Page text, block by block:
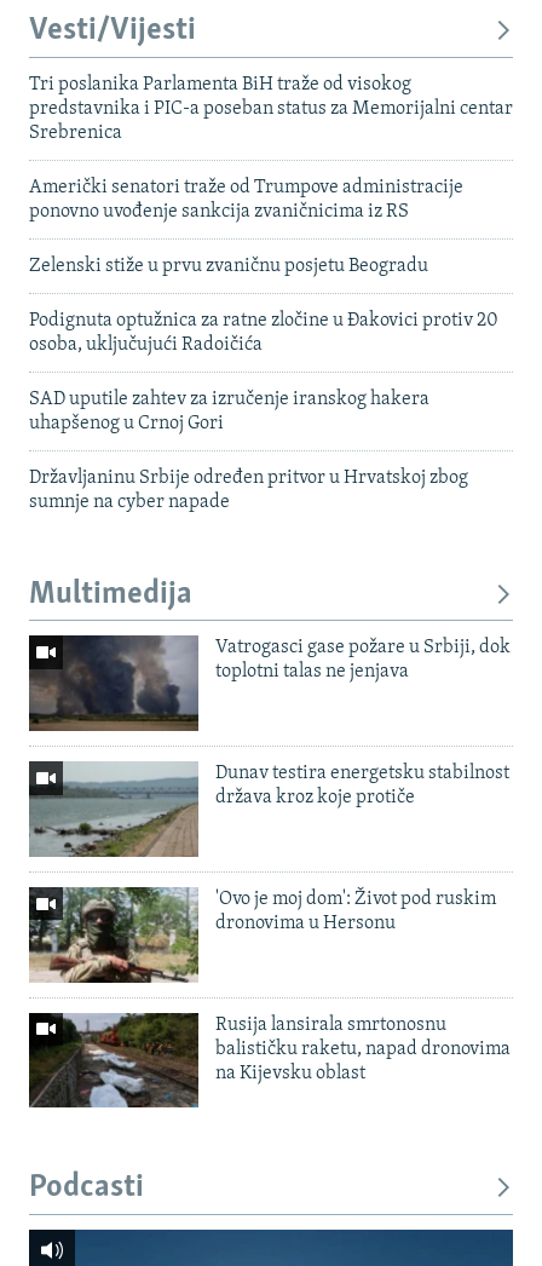
Vesti/Vijesti
Tri poslanika Parlamenta BiH traže od visokog
predstavnika i PIC-a poseban status za Memorijalni centar
Srebrenica
Američki senatori traže od Trumpove administracije
ponovno uvođenje sankcija zvaničnicima iz RS
Zelenski stiže u prvu zvaničnu posjetu Beogradu
Podignuta optužnica za ratne zločine u Đakovici protiv 20
osoba, uključujući Radoičića
SAD uputile zahtev za izručenje iranskog hakera
uhapšenog u Crnoj Gori
Državljaninu Srbije određen pritvor u Hrvatskoj zbog
sumnje na cyber napade
Multimedija
Vatrogasci gase požare u Srbiji, dok
toplotni talas ne jenjava
Dunav testira energetsku stabilnost
država kroz koje protiče
'Ovo je moj dom': Život pod ruskim
dronovima u Hersonu
Rusija lansirala smrtonosnu
balističku raketu, napad dronovima
na Kijevsku oblast
Podcasti